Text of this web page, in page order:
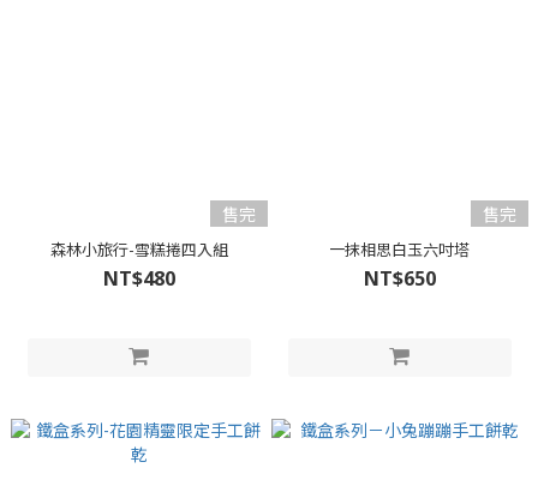
售完
森林小旅行-雪糕捲四入組
NT$480
售完
一抹相思白玉六吋塔
NT$650